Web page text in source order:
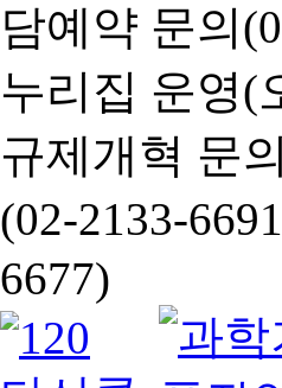
담예약 문의
누리집 운영(
규제개혁 문
(02-2133-
6677)